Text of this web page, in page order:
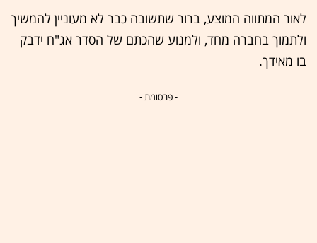
לאור המתווה המוצע, ברור שתשובה כבר לא מעוניין להמשיך
ולתמוך בחברה מחד, ולמנוע שהכתם של הסדר אג"ח ידבק
בו מאידך.
- פרסומת -